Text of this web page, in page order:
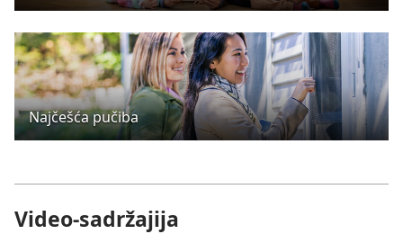
Najčešća pučiba
Video-sadržajija